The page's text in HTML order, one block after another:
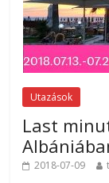
Utazások
Last
2018-07-09